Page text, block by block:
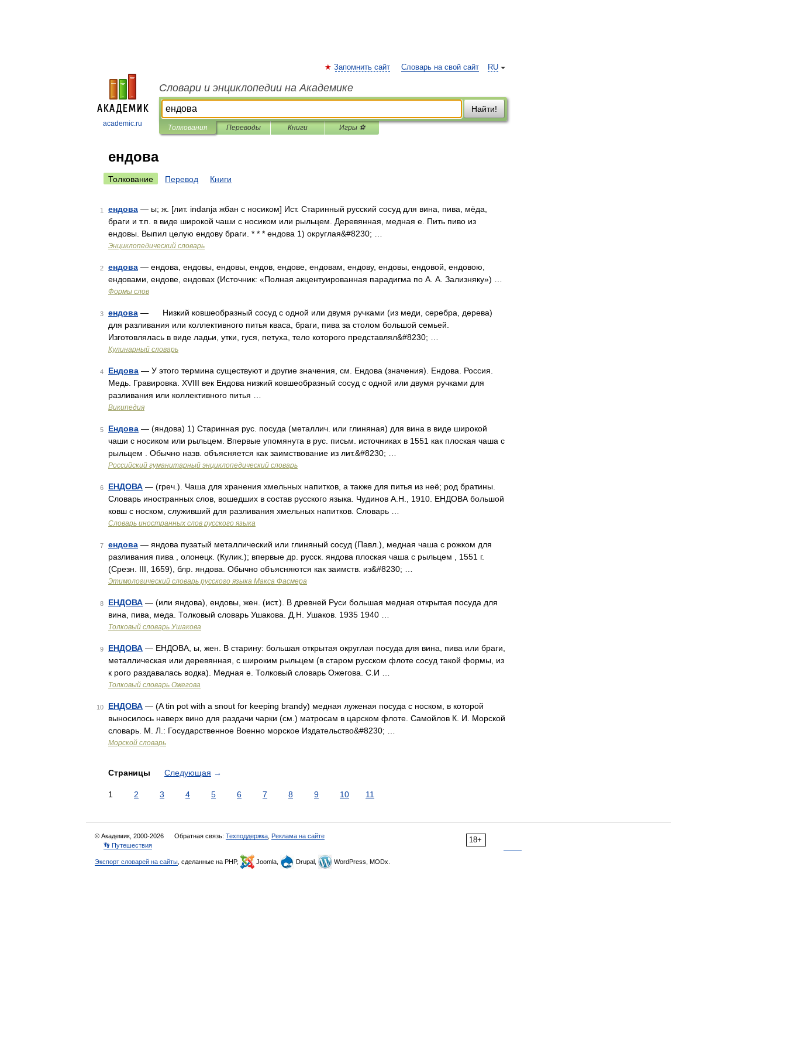
academic.ru
RU
Запомнить сайт Словарь на свой сайт
Словари и энциклопедии на Академике
Найти!
Толкования Переводы Книги Игры ⚽
ендова
Толкование Перевод Книги
1 ендова — ы; ж. [лит. indanja жбан с носиком] Ист. Старинный русский сосуд для вина, пива, мёда,
браги и т.п. в виде широкой чаши с носиком или рыльцем. Деревянная, медная е. Пить пиво из
ендовы. Выпил целую ендову браги. * * * ендова 1) округлая&#8230; …
Энциклопедический словарь
2 ендова — ендова, ендовы, ендовы, ендов, ендове, ендовам, ендову, ендовы, ендовой, ендовою,
ендовами, ендове, ендовах (Источник: «Полная акцентуированная парадигма по А. А. Зализняку») …
Формы слов
3 ендова — Низкий ковшеобразный сосуд с одной или двумя ручками (из меди, серебра, дерева)
для разливания или коллективного питья кваса, браги, пива за столом большой семьей.
Изготовлялась в виде ладьи, утки, гуся, петуха, тело которого представлял&#8230; …
Кулинарный словарь
4 Ендова — У этого термина существуют и другие значения, см. Ендова (значения). Ендова. Россия.
Медь. Гравировка. XVIII век Ендова низкий ковшеобразный сосуд с одной или двумя ручками для
разливания или коллективного питья …
Википедия
5 Ендова — (яндова) 1) Старинная рус. посуда (металлич. или глиняная) для вина в виде широкой
чаши с носиком или рыльцем. Впервые упомянута в рус. письм. источниках в 1551 как плоская чаша с
рыльцем . Обычно назв. объясняется как заимствование из лит.&#8230; …
Российский гуманитарный энциклопедический словарь
6 ЕНДОВА — (греч.). Чаша для хранения хмельных напитков, а также для питья из неё; род братины.
Словарь иностранных слов, вошедших в состав русского языка. Чудинов А.Н., 1910. ЕНДОВА большой
ковш с носком, служивший для разливания хмельных напитков. Словарь …
Словарь иностранных слов русского языка
7 ендова — яндова пузатый металлический или глиняный сосуд (Павл.), медная чаша с рожком для
разливания пива , олонецк. (Кулик.); впервые др. русск. яндова плоская чаша с рыльцем , 1551 г.
(Срезн. III, 1659), блр. яндова. Обычно объясняются как заимств. из&#8230; …
Этимологический словарь русского языка Макса Фасмера
8 ЕНДОВА — (или яндова), ендовы, жен. (ист.). В древней Руси большая медная открытая посуда для
вина, пива, меда. Толковый словарь Ушакова. Д.Н. Ушаков. 1935 1940 …
Толковый словарь Ушакова
9 ЕНДОВА — ЕНДОВА, ы, жен. В старину: большая открытая округлая посуда для вина, пива или браги,
металлическая или деревянная, с широким рыльцем (в старом русском флоте сосуд такой формы, из
к рого раздавалась водка). Медная е. Толковый словарь Ожегова. С.И …
Толковый словарь Ожегова
10 ЕНДОВА — (A tin pot with a snout for keeping brandy) медная луженая посуда с носком, в которой
выносилось наверх вино для раздачи чарки (см.) матросам в царском флоте. Самойлов К. И. Морской
словарь. М. Л.: Государственное Военно морское Издательство&#8230; …
Морской словарь
Страницы Следующая →
1 2 3 4 5 6 7 8 9 10 11
18+
© Академик, 2000-2026 Обратная связь: Техподдержка Реклама на сайте
👣 Путешествия
Экспорт словарей на сайты , сделанные на PHP, Joomla, Drupal, WordPress, MODx.